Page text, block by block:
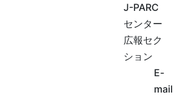
J-PARC
センター
広報セク
ション
E-
mail